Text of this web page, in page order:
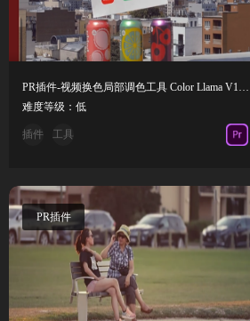
PR插件-视频换色局部调色工具 Color Llama V1.1.0汉化 Win
难度等级：低
插件 工具
PR插件